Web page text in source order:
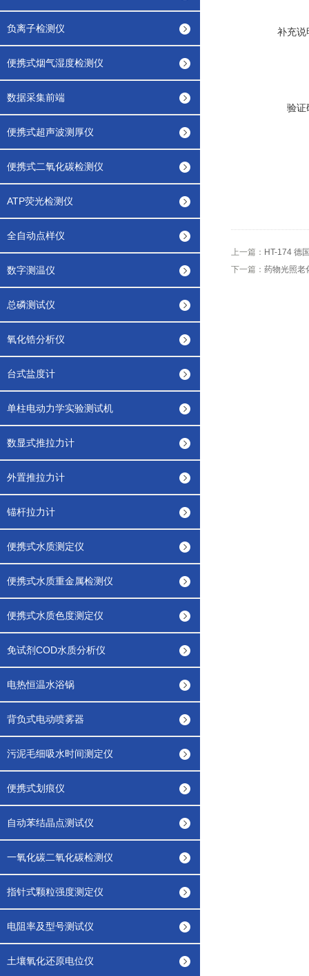
负离子检测仪
便携式烟气湿度检测仪
数据采集前端
便携式超声波测厚仪
便携式二氧化碳检测仪
ATP荧光检测仪
全自动点样仪
数字测温仪
总磷测试仪
氧化锆分析仪
台式盐度计
单柱电动力学实验测试机
数显式推拉力计
外置推拉力计
锚杆拉力计
便携式水质测定仪
便携式水质重金属检测仪
便携式水质色度测定仪
免试剂COD水质分析仪
电热恒温水浴锅
背负式电动喷雾器
污泥毛细吸水时间测定仪
便携式划痕仪
自动苯结晶点测试仪
一氧化碳二氧化碳检测仪
指针式颗粒强度测定仪
电阻率及型号测试仪
土壤氧化还原电位仪
补充说
验证
上一篇： HT-174 德
下一篇： 药物光照老